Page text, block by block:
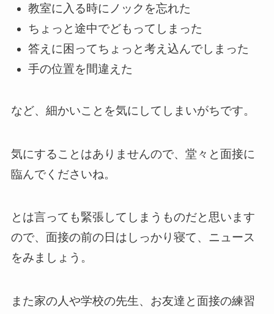
教室に入る時にノックを忘れた
ちょっと途中でどもってしまった
答えに困ってちょっと考え込んでしまった
手の位置を間違えた
など、細かいことを気にしてしまいがちです。
気にすることはありませんので、堂々と面接に
臨んでくださいね。
とは言っても緊張してしまうものだと思います
ので、面接の前の日はしっかり寝て、ニュース
をみましょう。
また家の人や学校の先生、お友達と面接の練習